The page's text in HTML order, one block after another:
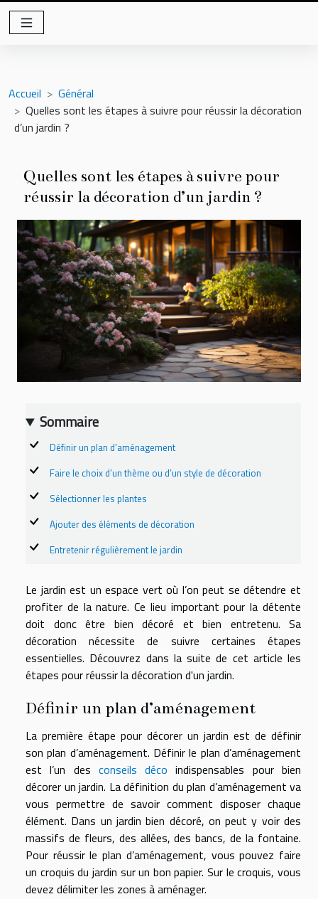
Accueil
Général
Quelles sont les étapes à suivre pour réussir la décoration
d’un jardin ?
Quelles sont les étapes à suivre pour
réussir la décoration d’un jardin ?
Sommaire
Définir un plan d’aménagement
Faire le choix d’un thème ou d’un style de décoration
Sélectionner les plantes
Ajouter des éléments de décoration
Entretenir régulièrement le jardin
Le jardin est un espace vert où l’on peut se détendre et
profiter de la nature. Ce lieu important pour la détente
doit donc être bien décoré et bien entretenu. Sa
décoration nécessite de suivre certaines étapes
essentielles. Découvrez dans la suite de cet article les
étapes pour réussir la décoration d'un jardin.
Définir un plan d’aménagement
La première étape pour décorer un jardin est de définir
son plan d’aménagement. Définir le plan d’aménagement
est l’un des conseils déco indispensables pour bien
décorer un jardin. La définition du plan d’aménagement va
vous permettre de savoir comment disposer chaque
élément. Dans un jardin bien décoré, on peut y voir des
massifs de fleurs, des allées, des bancs, de la fontaine.
Pour réussir le plan d’aménagement, vous pouvez faire
un croquis du jardin sur un bon papier. Sur le croquis, vous
devez délimiter les zones à aménager.